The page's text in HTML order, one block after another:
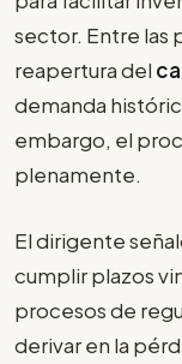
sector. Entre las
reapertura del
demanda
embargo, el
plenamente.
El dirigente
cumplir plazos
procesos de
derivar en la